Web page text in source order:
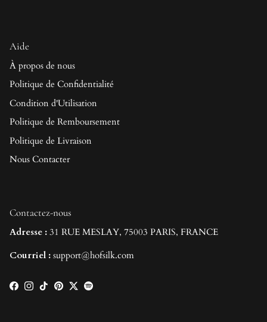
Aide
À propos de nous
Politique de Confidentialité
Condition d'Utilisation
Politique de Remboursement
Politique de Livraison
Nous Contacter
Contactez-nous
Adresse : 31 RUE MESLAY, 75003 PARIS, FRANCE
Courriel : support@hofsilk.com
Facebook
Instagram
TikTokPinterest
TwitterSpotify